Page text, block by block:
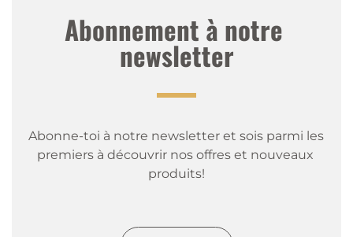
Abonnement à notre
newsletter
Abonne-toi à notre newsletter et sois parmi les
premiers à découvrir nos offres et nouveaux
produits!